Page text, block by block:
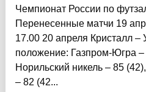
Чемпионат России по
Перенесенные матчи 19
17.00 20 апреля Кристалл –
положение: Газпром-Югра –
Норильский никель – 85
– 82 (42...